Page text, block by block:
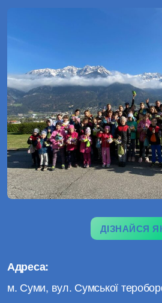
ДІЗНАЙСЯ
Адреса:
м. Суми, вул. Сумської